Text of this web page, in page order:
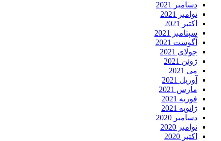
دسامبر 2021
نوامبر 2021
اکتبر 2021
سپتامبر 2021
آگوست 2021
جولای 2021
ژوئن 2021
می 2021
آوریل 2021
مارس 2021
فوریه 2021
ژانویه 2021
دسامبر 2020
نوامبر 2020
اکتبر 2020